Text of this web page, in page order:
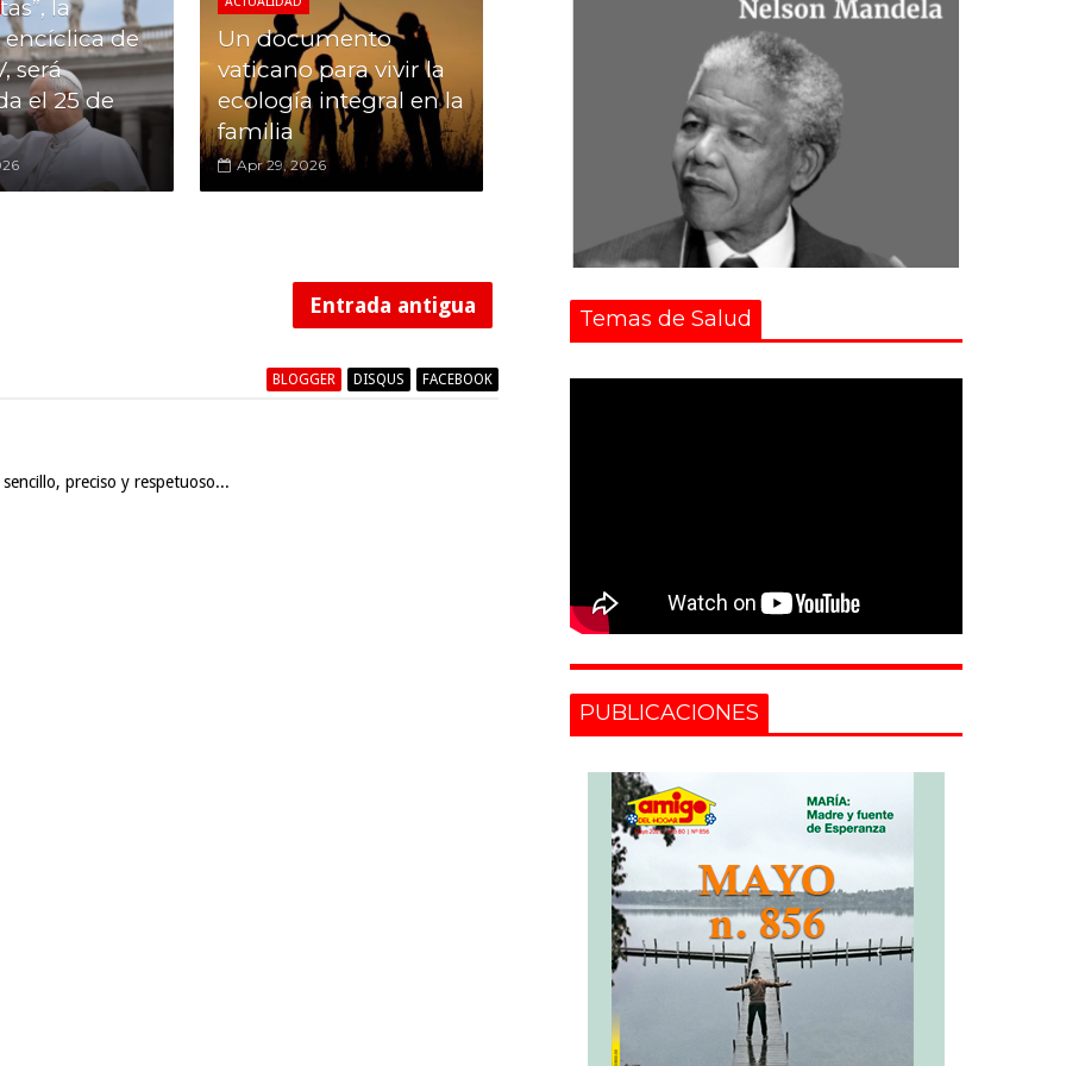
la
de
será
el 25 de
Un documento
vaticano para vivir la
ecología integral en la
familia
Apr 29, 2026
Entrada antigua
BLOGGER DISQUS FACEBOOK
preciso y respetuoso...
Temas de Salud
PUBLICACIONES